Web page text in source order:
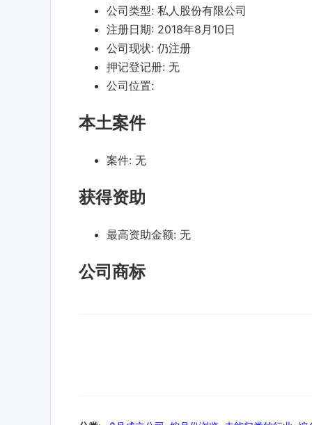
公司类型: 私人股份有限公司
注册日期: 2018年8月10日
公司现状: 仍注册
押记登记册: 无
公司位置:
本土案件
案件: 无
获得资助
最高资助金额: 无
公司商标